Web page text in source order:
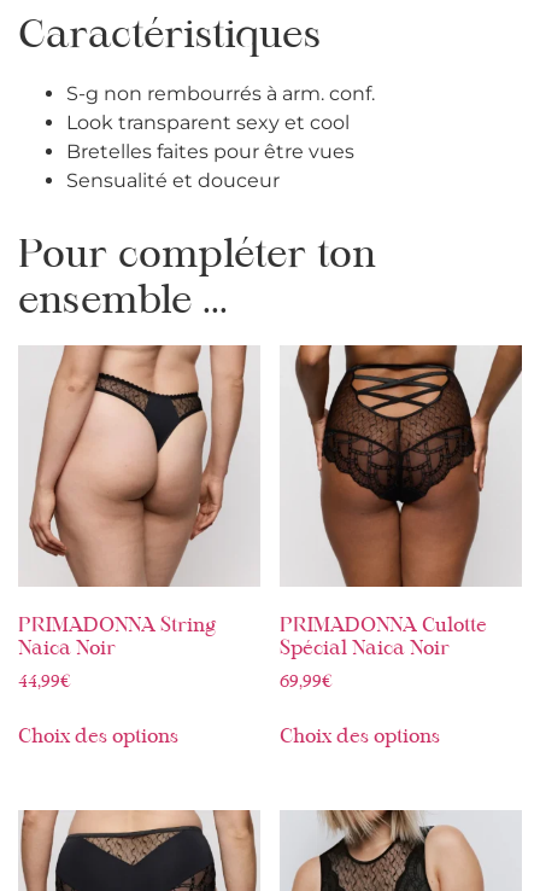
Caractéristiques
S-g non rembourrés à arm. conf.
Look transparent sexy et cool
Bretelles faites pour être vues
Sensualité et douceur
Pour compléter ton
ensemble ...
PRIMADONNA String
Naica Noir
44,99€
Choix des options
PRIMADONNA Culotte
Spécial Naica Noir
69,99€
Choix des options